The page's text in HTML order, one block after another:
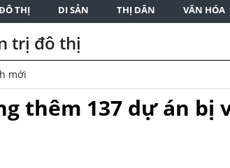
THỊ DI SẢN THỊ DÂN VĂN HÓA
trị đô thị
mới
thêm 137 dự án bị